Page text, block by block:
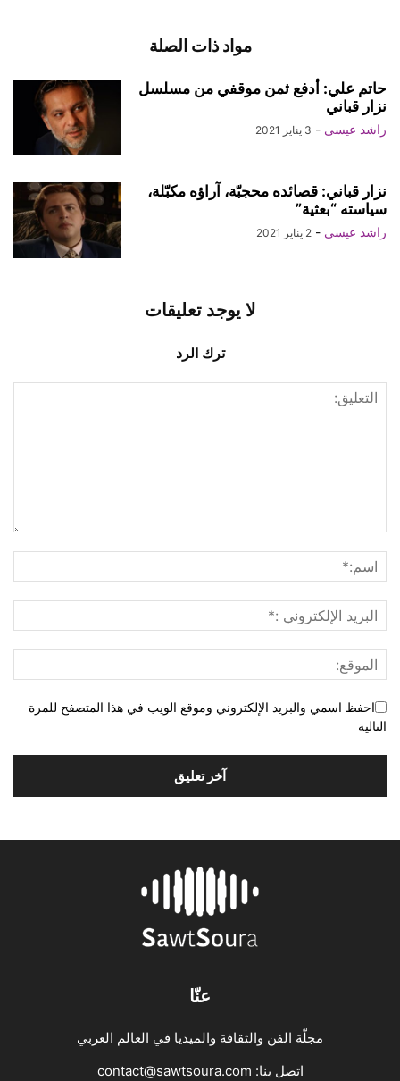
مواد ذات الصلة
حاتم علي: أدفع ثمن موقفي من مسلسل
نزار قباني
راشد عيسى - 3 يناير 2021
نزار قباني: قصائده محجبّة، آراؤه مكبّلة،
سياسته “بعثية”
راشد عيسى - 2 يناير 2021
لا يوجد تعليقات
ترك الرد
احفظ اسمي والبريد الإلكتروني وموقع الويب في هذا المتصفح للمرة
التالية
عنّا
مجلّة الفن والثقافة والميديا في العالم العربي
اتصل بنا: contact@sawtsoura.com